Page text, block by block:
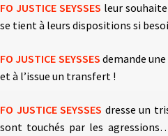
FO JUSTICE SEYSSES leur
se tient à leurs dispositions si
FO JUSTICE SEYSSES demande
et à l’issue un transfert !
FO JUSTICE SEYSSES dresse un
sont touchés par les